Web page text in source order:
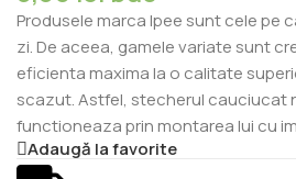
Produsele marca Ipee sunt cele pe
zi. De aceea, gamele variate sunt
eficienta maxima la o calitate
scazut. Astfel, stecherul cauciucat
functioneaza prin montarea lui cu
Adaugă la favorite